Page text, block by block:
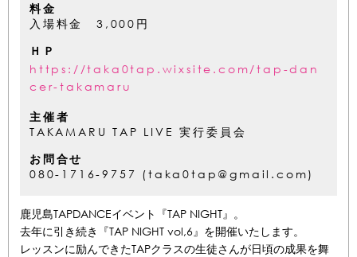
料金
入場料金 3,000円
ＨＰ
https://taka0tap.wixsite.com/tap-dan
cer-takamaru
主催者
TAKAMARU TAP LIVE 実行委員会
お問合せ
080-1716-9757 (taka0tap@gmail.com)
鹿児島TAPDANCEイベント『TAP NIGHT』。
去年に引き続き『TAP NIGHT vol,6』を開催いたします。
レッスンに励んできたTAPクラスの生徒さんが日頃の成果を舞